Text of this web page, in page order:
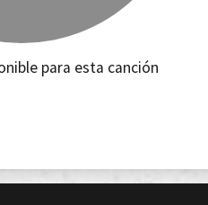
para esta canción